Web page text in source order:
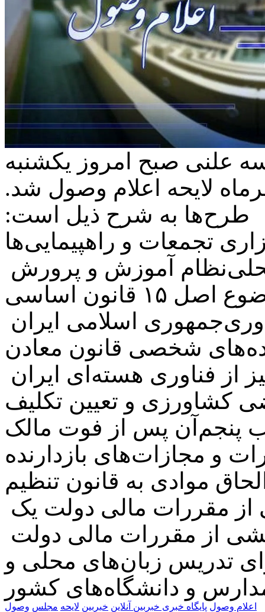
علنی صبح امروز یکشنبه
طرح‌ها به شرح ذیل است:
تجمعات و راهپیمایی‌ها
نظام آموزش و پرورش
و قومی در مدارس کشور موضوع اصل ۱۵ قانون اساسی
جمهوری اسلامی ایران
قانون معادن شخصی
از فناوری هسته‌ای ایران
کشاورزی و تعیین تکلیف
آن پس از فوت مالک پنجم
و مجازات‌های بازدارنده
ماده ۴۸ قانون الحاق موادی به قانون تنظیم
مقررات مالی دولت یک
از مقررات مالی دولت
تدریس زبان‌های محلی و
و دانشگاه‌های کشور
اعلام وصول پایگاه خبری خبربین آنلاین خبربین لایحه مجلس وصول